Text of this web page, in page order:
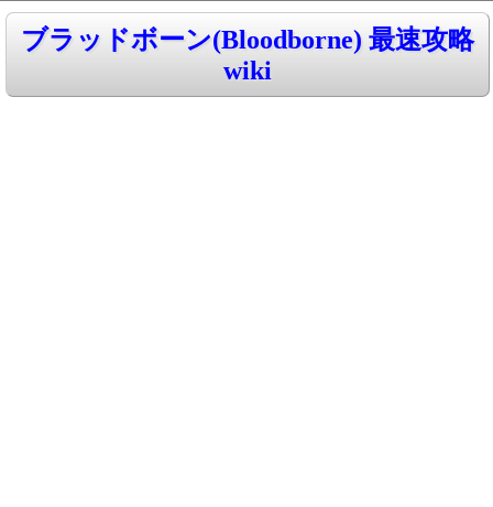
ブラッドボーン(Bloodborne) 最速攻略
wiki